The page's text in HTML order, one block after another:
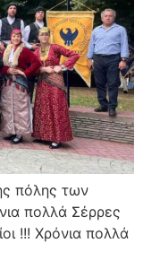
πόλης των
πολλά Σέρρες
!!! Χρόνια πολλά